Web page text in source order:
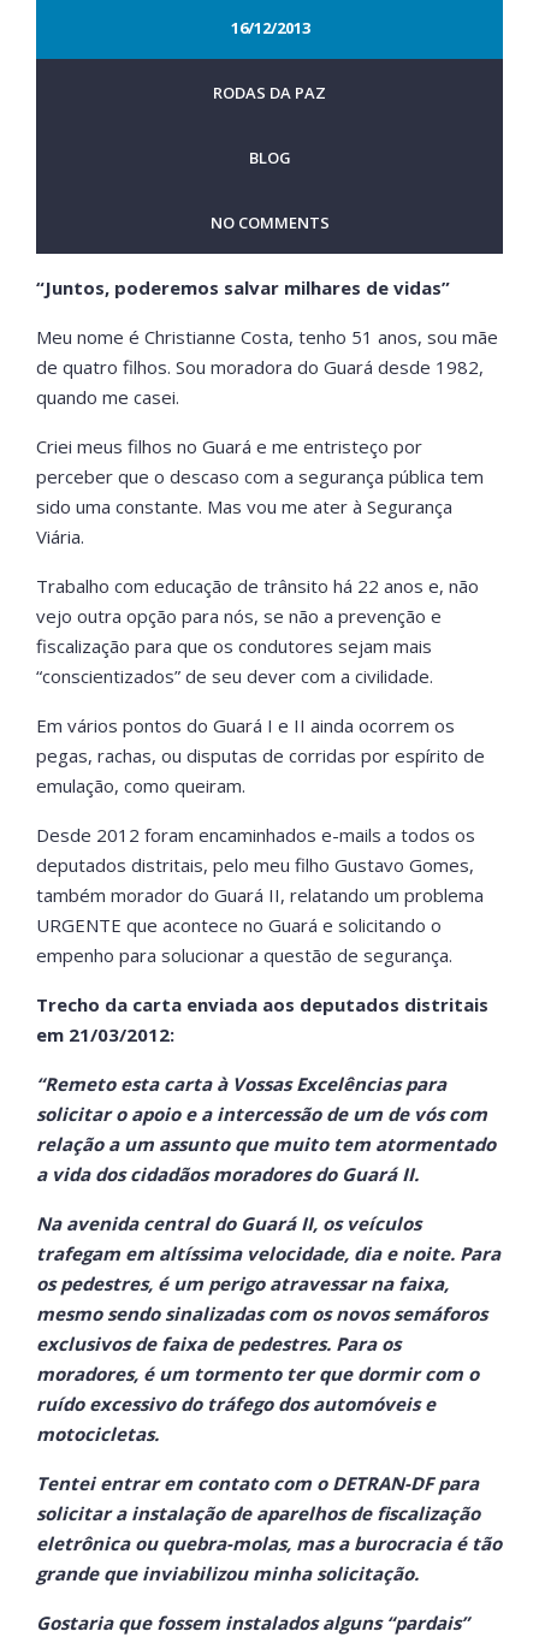
16/12/2013
RODAS DA PAZ
BLOG
NO COMMENTS
“Juntos, poderemos salvar milhares de vidas”
Meu nome é Christianne Costa, tenho 51 anos, sou mãe
de quatro filhos. Sou moradora do Guará desde 1982,
quando me casei.
Criei meus filhos no Guará e me entristeço por
perceber que o descaso com a segurança pública tem
sido uma constante. Mas vou me ater à Segurança
Viária.
Trabalho com educação de trânsito há 22 anos e, não
vejo outra opção para nós, se não a prevenção e
fiscalização para que os condutores sejam mais
“conscientizados” de seu dever com a civilidade.
Em vários pontos do Guará I e II ainda ocorrem os
pegas, rachas, ou disputas de corridas por espírito de
emulação, como queiram.
Desde 2012 foram encaminhados e-mails a todos os
deputados distritais, pelo meu filho Gustavo Gomes,
também morador do Guará II, relatando um problema
URGENTE que acontece no Guará e solicitando o
empenho para solucionar a questão de segurança.
Trecho da carta enviada aos deputados distritais
em 21/03/2012:
“Remeto esta carta à Vossas Excelências para
solicitar o apoio e a intercessão de um de vós com
relação a um assunto que muito tem atormentado
a vida dos cidadãos moradores do Guará II.
Na avenida central do Guará II, os veículos
trafegam em altíssima velocidade, dia e noite. Para
os pedestres, é um perigo atravessar na faixa,
mesmo sendo sinalizadas com os novos semáforos
exclusivos de faixa de pedestres. Para os
moradores, é um tormento ter que dormir com o
ruído excessivo do tráfego dos automóveis e
motocicletas.
Tentei entrar em contato com o DETRAN-DF para
solicitar a instalação de aparelhos de fiscalização
eletrônica ou quebra-molas, mas a burocracia é tão
grande que inviabilizou minha solicitação.
Gostaria que fossem instalados alguns “pardais”